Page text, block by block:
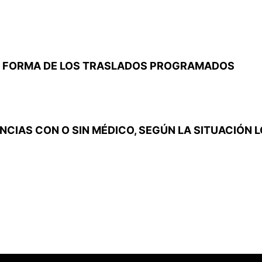
DE LOS TRASLADOS PROGRAMADOS
CON O SIN MÉDICO, SEGÚN LA SITUACIÓN